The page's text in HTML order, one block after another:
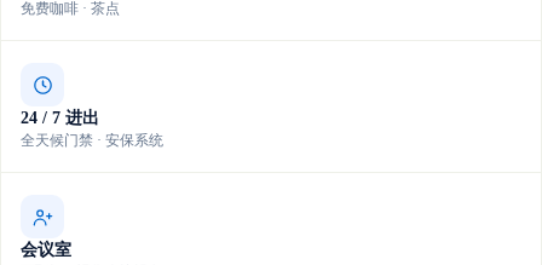
免费咖啡 · 茶点
24 / 7 进出
全天候门禁 · 安保系统
会议室